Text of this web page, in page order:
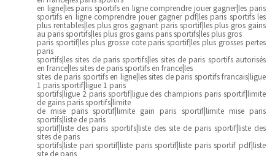
en ligne|les paris sportifs en ligne comprendre jouer gagner|les paris
sportifs en ligne comprendre jouer gagner pdf|les paris sportifs les
plus rentables|les plus gros gagnant paris sportif|les plus gros gains
au paris sportifs|les plus gros gains paris sportifs|les plus gros
paris sportif|les plus grosse cote paris sportif|les plus grosses pertes
paris
sportifs|les sites de paris sportifs|les sites de paris sportifs autorisés
en france|les sites de paris sportifs en france|les
sites de paris sportifs en ligne|les sites de paris sportifs francais|ligue
1 paris sportif|ligue 1 paris
sportifs|ligue 2 paris sportif|ligue des champions paris sportif|limite
de gains paris sportifs|limite
de mise paris sportif|limite gain paris sportif|limite mise paris
sportifs|liste de paris
sportif|liste des paris sportifs|liste des site de paris sportif|liste des
sites de paris
sportifs|liste pari sportif|liste paris sportif|liste paris sportif pdf|liste
site de paris